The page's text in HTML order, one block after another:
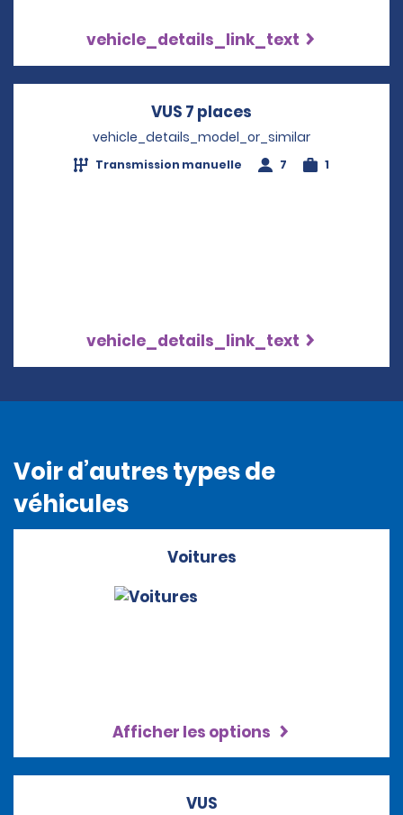
vehicle_details_link_text
VUS 7 places
vehicle_details_model_or_similar
Transmission manuelle 7 1
vehicle_details_link_text
Voir d’autres types de
véhicules
Voitures
Afficher les options
VUS